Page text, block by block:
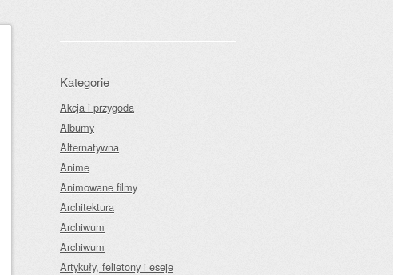
Kategorie
Akcja i przygoda
Albumy
Alternatywna
Anime
Animowane filmy
Architektura
Archiwum
Archiwum
Artykuły, felietony i eseje